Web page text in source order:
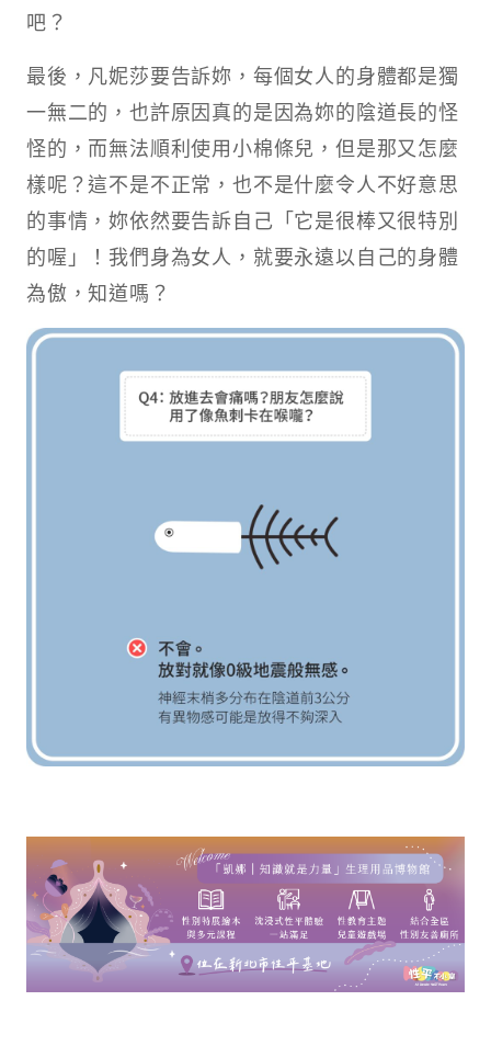
吧？
最後，凡妮莎要告訴妳，每個女人的身體都是獨
一無二的，也許原因真的是因為妳的陰道長的怪
怪的，而無法順利使用小棉條兒，但是那又怎麼
樣呢？這不是不正常，也不是什麼令人不好意思
的事情，妳依然要告訴自己「它是很棒又很特別
的喔」！我們身為女人，就要永遠以自己的身體
為傲，知道嗎？